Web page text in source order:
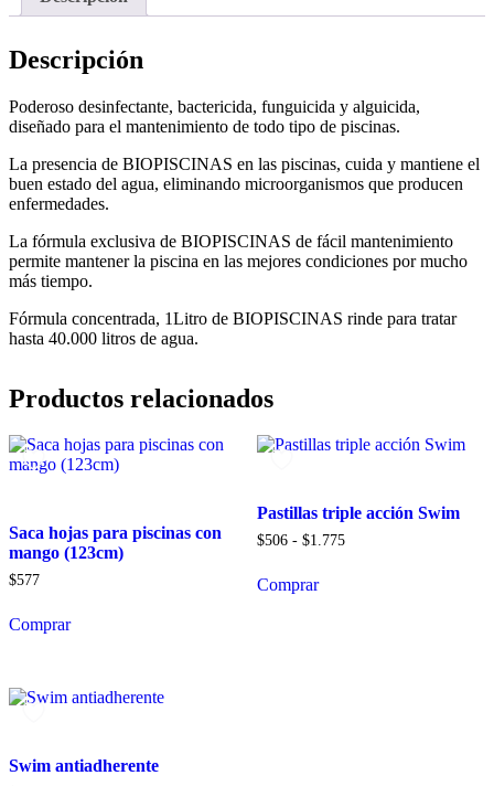
Descripción
Poderoso desinfectante, bactericida, funguicida y alguicida,
diseñado para el mantenimiento de todo tipo de piscinas.
La presencia de BIOPISCINAS en las piscinas, cuida y mantiene el
buen estado del agua, eliminando microorganismos que producen
enfermedades.
La fórmula exclusiva de BIOPISCINAS de fácil mantenimiento
permite mantener la piscina en las mejores condiciones por mucho
más tiempo.
Fórmula concentrada, 1Litro de BIOPISCINAS rinde para tratar
hasta 40.000 litros de agua.
Productos relacionados
Saca hojas para piscinas con
mango (123cm)
$577
Comprar
Pastillas triple acción Swim
$506 - $1.775
Comprar
Swim antiadherente